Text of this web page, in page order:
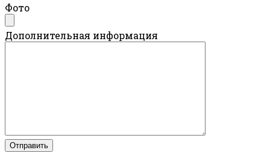
Фото
Дополнительная информация